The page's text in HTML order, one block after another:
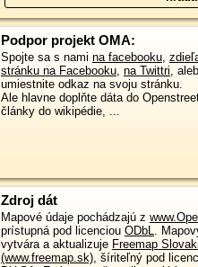
Podpor projekt OMA:
Spojte sa s nami na facebooku,
stránku na Facebooku, na Twittri,
umiestnite odkaz na svoju stránku.
Ale hlavne doplňte dáta do
články do wikipédie, ...
Zdroj dát
Mapové údaje pochádzajú z
prístupná pod licenciou ODbL.
vytvára a aktualizuje Freemap
(www.freemap.sk), šíriteľný pod